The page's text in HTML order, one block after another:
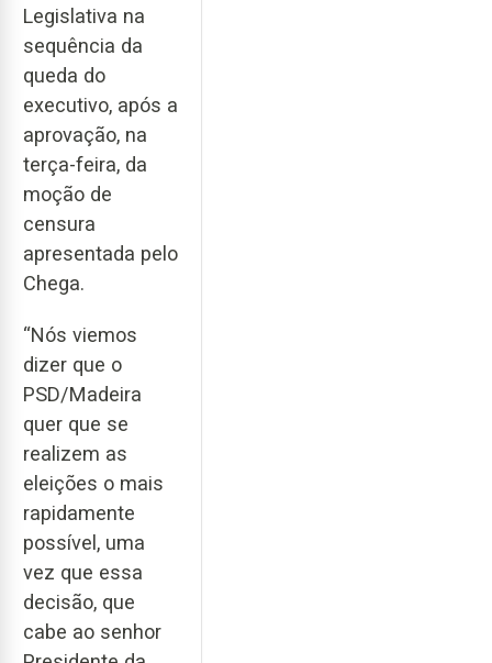
Legislativa na
sequência da
queda do
executivo, após a
aprovação, na
terça-feira, da
moção de
censura
apresentada pelo
Chega.
“Nós viemos
dizer que o
PSD/Madeira
quer que se
realizem as
eleições o mais
rapidamente
possível, uma
vez que essa
decisão, que
cabe ao senhor